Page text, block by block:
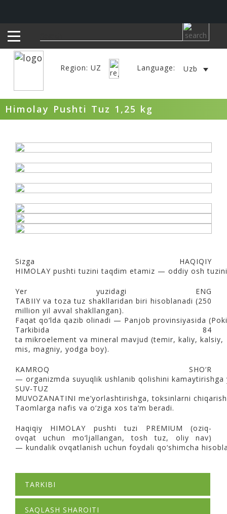
Region: UZ Language: Uzb
Himolay Pushti Tuz 1,25 kg
Sizga HAQIQIY
HIMOLAY pushti tuzini taqdim etamiz — oddiy osh
Yer yuzidagi ENG
TABIIY va toza tuz shakllaridan biri hisoblanadi (250
million yil avval shakllangan).
Faqat qo‘lda qazib olinadi — Panjob provinsiyasida
Tarkibida 84
ta mikroelement va mineral mavjud (temir, kaliy, kalsiy,
mis, magniy, yodga boy).
KAMROQ SHO‘R
— organizmda suyuqlik ushlanib qolishini kamaytirishga
SUV-TUZ
MUVOZANATINI me’yorlashtirishga, toksinlarni
Taomlarga nafis va o‘ziga xos ta’m beradi.
Haqiqiy HIMOLAY pushti tuzi PREMIUM (oziq-
ovqat uchun mo‘ljallangan, tosh tuz, oliy nav)
— kundalik ovqatlanish uchun foydali qo‘shimcha
TARKIBI
SAQLASH SHAROITI